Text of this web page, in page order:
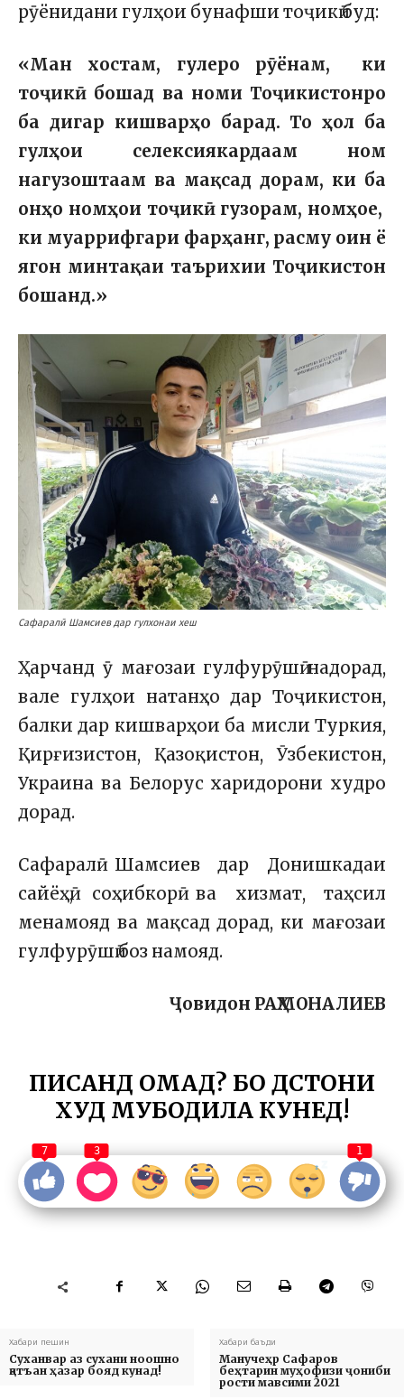
рӯёнидани гулҳои бунафши тоҷикӣ буд:
«Ман хостам, гулеро рӯёнам, ки
тоҷикӣ бошад ва номи Тоҷикистонро
ба дигар кишварҳо барад. То ҳол ба
гулҳои селексиякардаам ном
нагузоштаам ва мақсад дорам, ки ба
онҳо номҳои тоҷикӣ гузорам, номҳое,
ки муаррифгари фарҳанг, расму оин ё
ягон минтақаи таърихии Тоҷикистон
бошанд.»
Сафаралӣ Шамсиев дар гулхонаи хеш
Ҳарчанд ӯ мағозаи гулфурӯшӣ надорад,
вале гулҳои натанҳо дар Тоҷикистон,
балки дар кишварҳои ба мисли Туркия,
Қирғизистон, Қазоқистон, Ӯзбекистон,
Украина ва Белорус харидорони худро
дорад.
Сафаралӣ Шамсиев дар Донишкадаи
сайёҳӣ, соҳибкорӣ ва хизмат, таҳсил
менамояд ва мақсад дорад, ки мағозаи
гулфурӯшӣ боз намояд.
Ҷовидон РАҲМОНАЛИЕВ
ПИСАНД ОМАД? БО ДӮСТОНИ
ХУД МУБОДИЛА КУНЕД!
7 3 1
Хабари пешин
Cуханвар аз сухани ноошно
қатъан ҳазар бояд кунад!
Хабари баъди
Манучеҳр Сафаров
беҳтарин муҳофизи ҷониби
рости мавсими 2021